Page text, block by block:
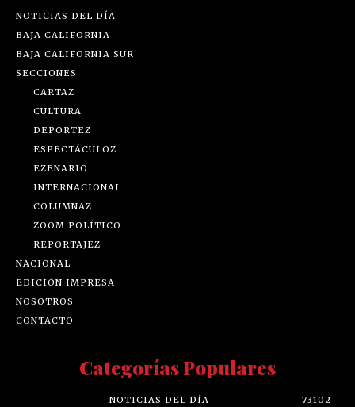
NOTICIAS DEL DÍA
BAJA CALIFORNIA
BAJA CALIFORNIA SUR
SECCIONES
CARTAZ
CULTURA
DEPORTEZ
ESPECTÁCULOZ
EZENARIO
INTERNACIONAL
COLUMNAZ
ZOOM POLÍTICO
REPORTAJEZ
NACIONAL
EDICIÓN IMPRESA
NOSOTROS
CONTACTO
Categorías Populares
NOTICIAS DEL DÍA
73102